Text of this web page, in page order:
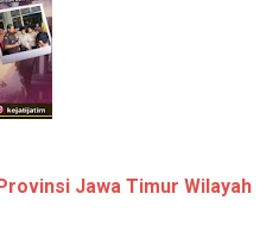
Jawa Timur Wilayah